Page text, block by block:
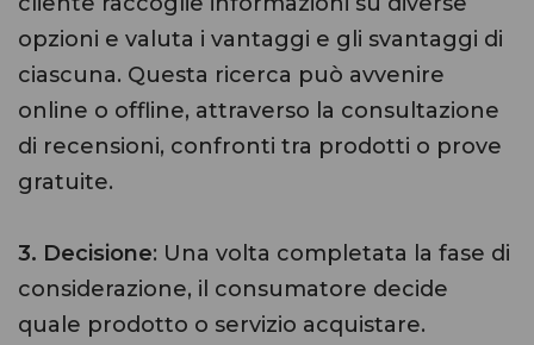
opzioni e valuta i vantaggi e gli svantaggi di
ciascuna. Questa ricerca può avvenire
online o offline, attraverso la consultazione
di recensioni, confronti tra prodotti o prove
gratuite.
3. Decisione: Una volta completata la fase di
considerazione, il consumatore decide
quale prodotto o servizio acquistare.